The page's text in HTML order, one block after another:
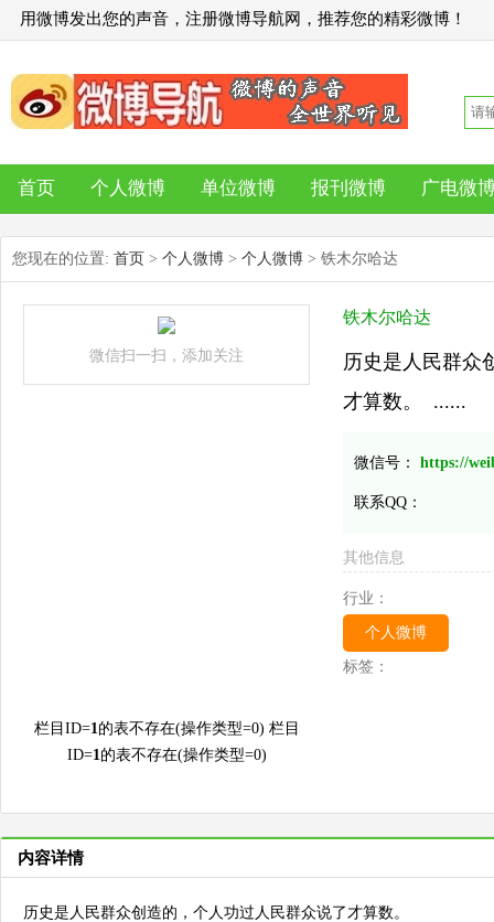
用微博发出您的声音，注册微博导航网，推荐您的精彩微博！
首页 个人微博 单位微博 报刊微博 广电微
您现在的位置: 首页 > 个人微博 > 个人微博 > 铁木尔哈达
微信扫一扫，添加关注
铁木尔哈达
历史是人民群众
才算数。 ​​​​ ......
微信号： https://
联系QQ：
其他信息
行业：
个人微博
标签：
栏目ID=1的表不存在(操作类型=0) 栏目
ID=1的表不存在(操作类型=0)
内容详情
历史是人民群众创造的，个人功过人民群众说了才算数。 ​​​​